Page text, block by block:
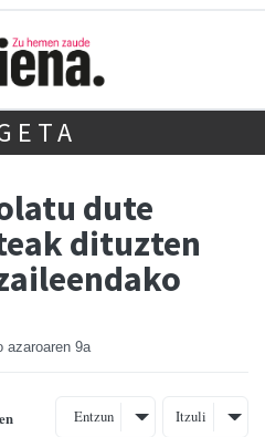
dute
dituzten
azaroaren 9a
Entzun Itzuli